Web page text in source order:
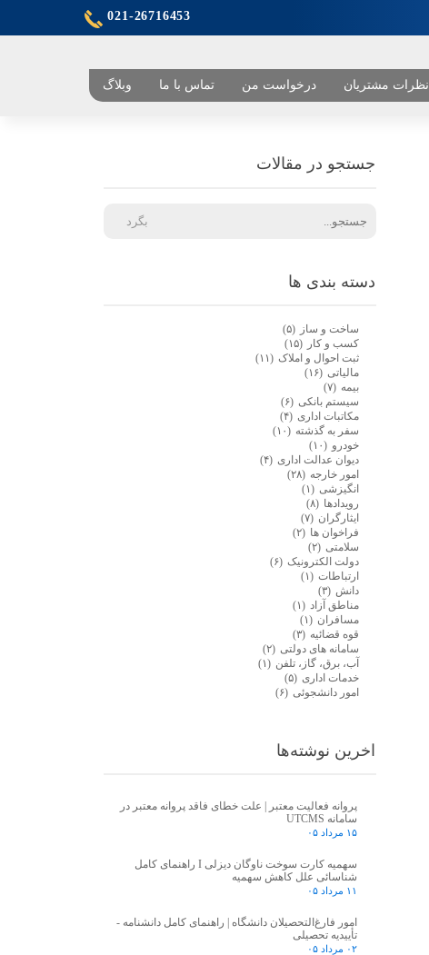
021-26716453
نظرات مشتریان درخواست من تماس با ما وبلاگ
دسته بندی ها
ساخت و ساز
(۵)
کسب و کار
(۱۵)
ثبت احوال و املاک (۱۱)
مالیاتی (۱۶)
بیمه (۷)
سیستم بانکی (۶)
مکاتبات اداری (۴)
سفر به گذشته (۱۰)
خودرو (۱۰)
دیوان عدالت اداری (۴)
امور خارجه (۲۸)
انگیزشی (۱)
رویدادها (۸)
ایثارگران (۷)
فراخوان ها (۲)
سلامتی (۲)
دولت الکترونیک (۶)
ارتباطات (۱)
دانش (۳)
مناطق آزاد (۱)
مسافران (۱)
قوه قضائیه (۳)
سامانه های دولتی (۲)
آب، برق، گاز، تلفن (۱)
خدمات اداری (۵)
امور دانشجوئی (۶)
جستجو در مقالات
بگرد
اخرین نوشته‌ها
پروانه فعالیت معتبر | علت خطای فاقد پروانه معتبر در
سامانه UTCMS
۱۵ مرداد ۰۵
سهمیه کارت سوخت ناوگان دیزلی I راهنمای کامل
شناسائی علل کاهش سهمیه
۱۱ مرداد ۰۵
امور فارغ‌التحصیلان دانشگاه | راهنمای کامل دانشنامه -
تأییدیه تحصیلی
۰۲ مرداد ۰۵